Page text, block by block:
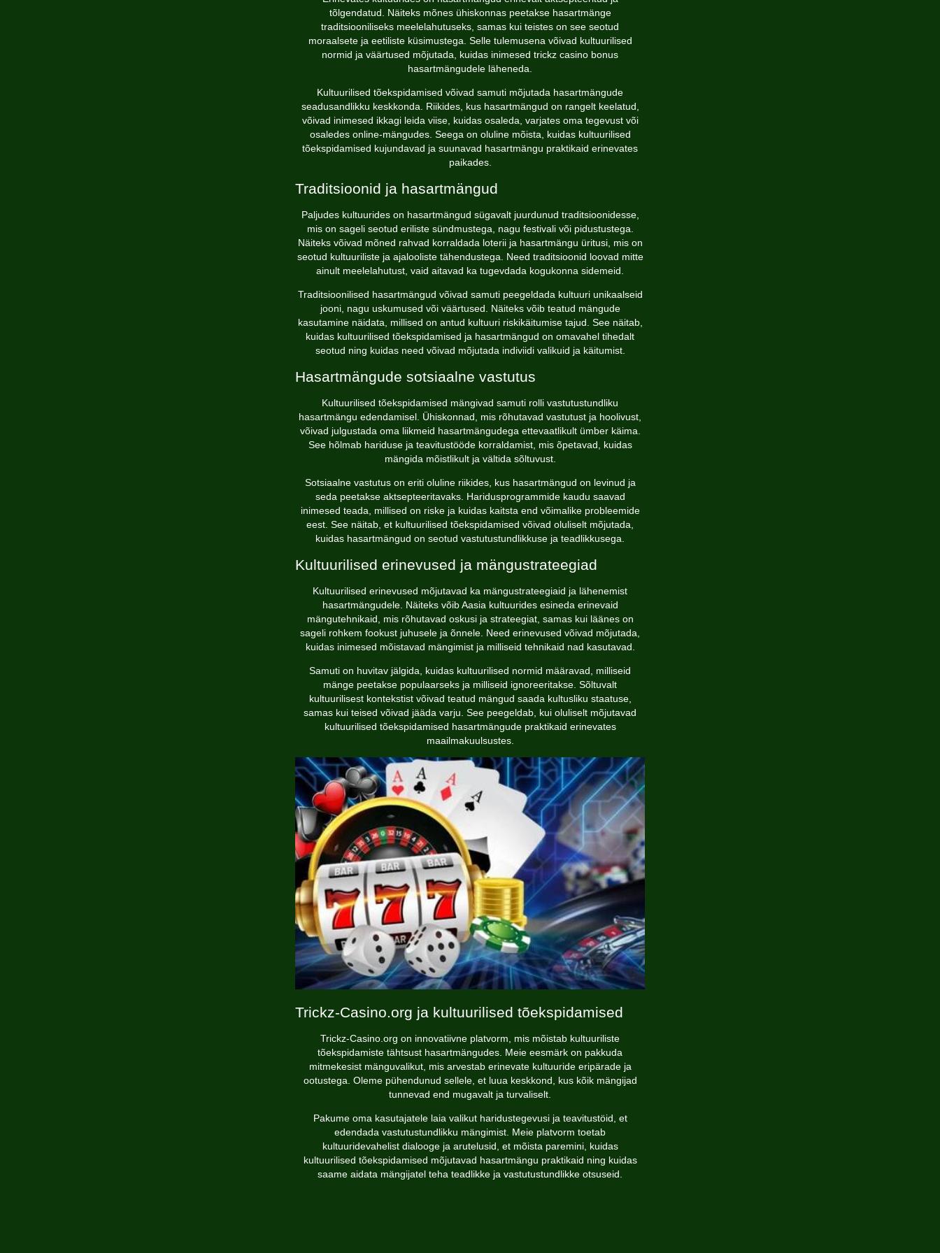
tõlgendatud. Näiteks mõnes ühiskonnas peetakse hasartmänge
traditsiooniliseks meelelahutuseks, samas kui teistes on see seotud
moraalsete ja eetiliste küsimustega. Selle tulemusena võivad kultuurilised
normid ja väärtused mõjutada, kuidas inimesed trickz casino bonus
hasartmängudele läheneda.
Kultuurilised tõekspidamised võivad samuti mõjutada hasartmängude
seadusandlikku keskkonda. Riikides, kus hasartmängud on rangelt keelatud,
võivad inimesed ikkagi leida viise, kuidas osaleda, varjates oma tegevust või
osaledes online-mängudes. Seega on oluline mõista, kuidas kultuurilised
tõekspidamised kujundavad ja suunavad hasartmängu praktikaid erinevates
paikades.
Traditsioonid ja hasartmängud
Paljudes kultuurides on hasartmängud sügavalt juurdunud traditsioonidesse,
mis on sageli seotud eriliste sündmustega, nagu festivali või pidustustega.
Näiteks võivad mõned rahvad korraldada loterii ja hasartmängu üritusi, mis on
seotud kultuuriliste ja ajalooliste tähendustega. Need traditsioonid loovad mitte
ainult meelelahutust, vaid aitavad ka tugevdada kogukonna sidemeid.
Traditsioonilised hasartmängud võivad samuti peegeldada kultuuri unikaalseid
jooni, nagu uskumused või väärtused. Näiteks võib teatud mängude
kasutamine näidata, millised on antud kultuuri riskikäitumise tajud. See näitab,
kuidas kultuurilised tõekspidamised ja hasartmängud on omavahel tihedalt
seotud ning kuidas need võivad mõjutada indiviidi valikuid ja käitumist.
Hasartmängude sotsiaalne vastutus
Kultuurilised tõekspidamised mängivad samuti rolli vastutustundliku
hasartmängu edendamisel. Ühiskonnad, mis rõhutavad vastutust ja hoolivust,
võivad julgustada oma liikmeid hasartmängudega ettevaatlikult ümber käima.
See hõlmab hariduse ja teavitustööde korraldamist, mis õpetavad, kuidas
mängida mõistlikult ja vältida sõltuvust.
Sotsiaalne vastutus on eriti oluline riikides, kus hasartmängud on levinud ja
seda peetakse aktsepteeritavaks. Haridusprogrammide kaudu saavad
inimesed teada, millised on riske ja kuidas kaitsta end võimalike probleemide
eest. See näitab, et kultuurilised tõekspidamised võivad oluliselt mõjutada,
kuidas hasartmängud on seotud vastutustundlikkuse ja teadlikkusega.
Kultuurilised erinevused ja mängustrateegiad
Kultuurilised erinevused mõjutavad ka mängustrateegiaid ja lähenemist
hasartmängudele. Näiteks võib Aasia kultuurides esineda erinevaid
mängutehnikaid, mis rõhutavad oskusi ja strateegiat, samas kui läänes on
sageli rohkem fookust juhusele ja õnnele. Need erinevused võivad mõjutada,
kuidas inimesed mõistavad mängimist ja milliseid tehnikaid nad kasutavad.
Samuti on huvitav jälgida, kuidas kultuurilised normid määravad, milliseid
mänge peetakse populaarseks ja milliseid ignoreeritakse. Sõltuvalt
kultuurilisest kontekstist võivad teatud mängud saada kultusliku staatuse,
samas kui teised võivad jääda varju. See peegeldab, kui oluliselt mõjutavad
kultuurilised tõekspidamised hasartmängude praktikaid erinevates
maailmakuulsustes.
Trickz-Casino.org ja kultuurilised tõekspidamised
Trickz-Casino.org on innovatiivne platvorm, mis mõistab kultuuriliste
tõekspidamiste tähtsust hasartmängudes. Meie eesmärk on pakkuda
mitmekesist mänguvalikut, mis arvestab erinevate kultuuride eripärade ja
ootustega. Oleme pühendunud sellele, et luua keskkond, kus kõik mängijad
tunnevad end mugavalt ja turvaliselt.
Pakume oma kasutajatele laia valikut haridustegevusi ja teavitustöid, et
edendada vastutustundlikku mängimist. Meie platvorm toetab
kultuuridevahelist dialooge ja arutelusid, et mõista paremini, kuidas
kultuurilised tõekspidamised mõjutavad hasartmängu praktikaid ning kuidas
saame aidata mängijatel teha teadlikke ja vastutustundlikke otsuseid.